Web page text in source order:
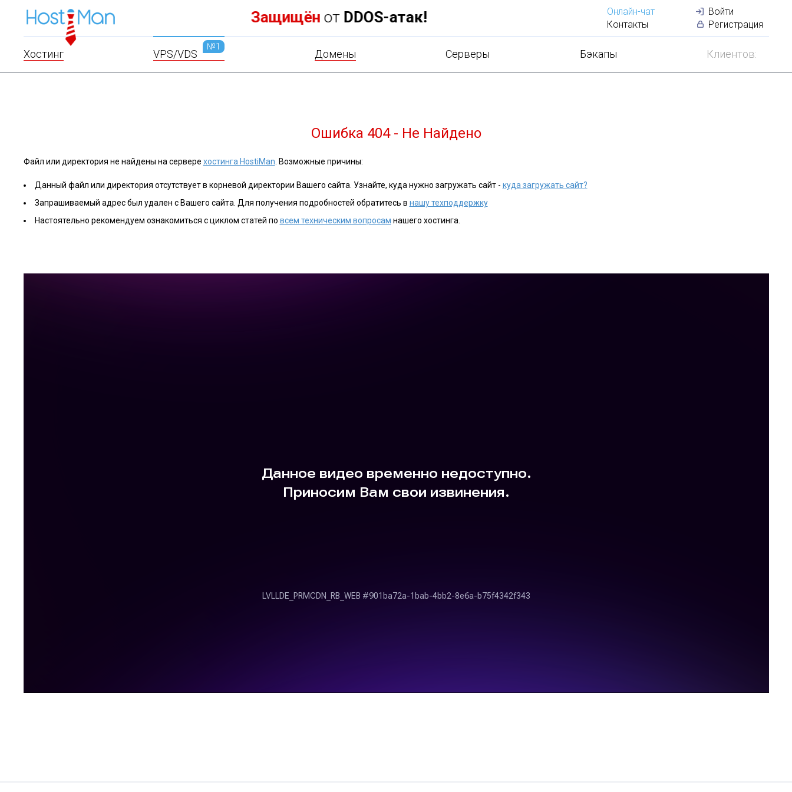
Онлайн-чат
Контакты
Войти
Регистрация
ЛучшийVDSпо версии TestVPS.ru Домен вподарок
Хостинг VPS/VDS
№1
Домены Cерверы Бэкапы Клиентов:
Ошибка 404 - Не Найдено
Файл или директория не найдены на сервере хостинга HostiMan . Возможные причины:
Данный файл или директория отсутствует в корневой директории Вашего сайта. Узнайте, куда нужно загружать сайт - куда загружать сайт?
Запрашиваемый адрес был удален с Вашего сайта. Для получения подробностей обратитесь в нашу техподдержку
Настоятельно рекомендуем ознакомиться с циклом статей по всем техническим вопросам нашего хостинга.